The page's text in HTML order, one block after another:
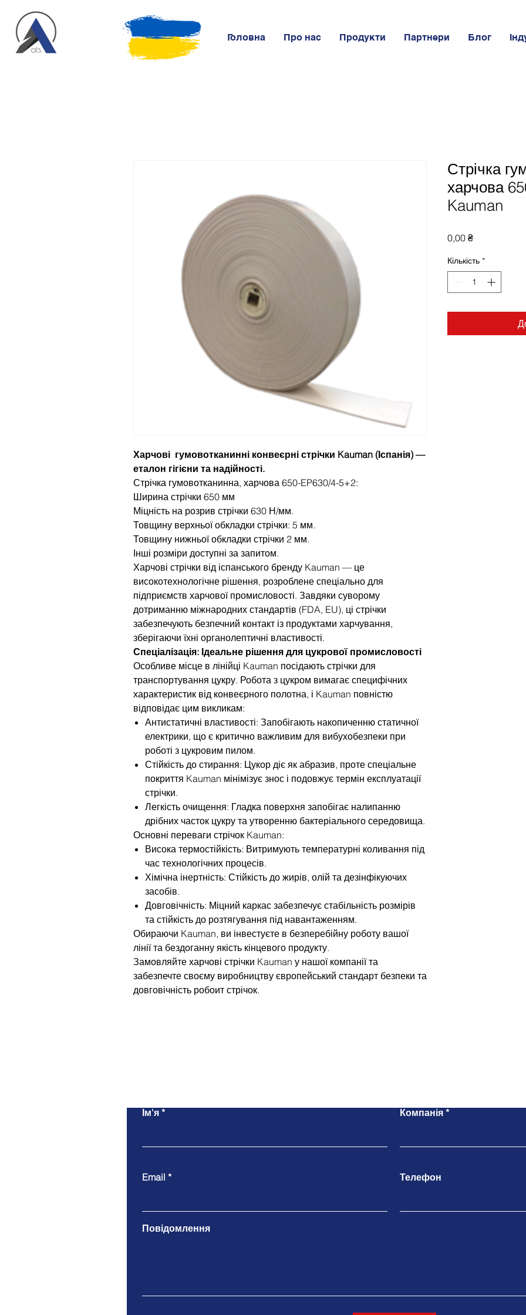
Головна Про нас Продукти Партнери Блог
Харчові гумовотканинні конвеєрні стрічки Kauman (Іспанія) —
еталон гігієни та надійності.
Стрічка гумовотканинна, харчова 650-EP630/4-5+2:
Ширина стрічки 650 мм
Міцність на розрив стрічки 630 Н/мм.
Товщину верхньої обкладки стрічки: 5 мм.
Товщину нижньої обкладки стрічки 2 мм.
Інші розміри доступні за запитом.
Харчові стрічки від іспанського бренду Kauman — це
високотехнологічне рішення, розроблене спеціально для
підприємств харчової промисловості. Завдяки суворому
дотриманню міжнародних стандартів (FDA, EU), ці стрічки
забезпечують безпечний контакт із продуктами харчування,
зберігаючи їхні органолептичні властивості.
Спеціалізація: Ідеальне рішення для цукрової промисловості
Особливе місце в лінійці Kauman посідають стрічки для
транспортування цукру. Робота з цукром вимагає специфічних
характеристик від конвеєрного полотна, і Kauman повністю
відповідає цим викликам:
Антистатичні властивості: Запобігають накопиченню статичної
електрики, що є критично важливим для вибухобезпеки при
роботі з цукровим пилом.
Стійкість до стирання: Цукор діє як абразив, проте спеціальне
покриття Kauman мінімізує знос і подовжує термін експлуатації
стрічки.
Легкість очищення: Гладка поверхня запобігає налипанню
дрібних часток цукру та утворенню бактеріального середовища.
Основні переваги стрічок Kauman:
Висока термостійкість: Витримують температурні коливання під
час технологічних процесів.
Хімічна інертність: Стійкість до жирів, олій та дезінфікуючих
засобів.
Довговічність: Міцний каркас забезпечує стабільність розмірів
та стійкість до розтягування під навантаженням.
Обираючи Kauman, ви інвестуєте в безперебійну роботу вашої
лінії та бездоганну якість кінцевого продукту.
Замовляйте харчові стрічки Kauman у нашої компанії та
забезпечте своєму виробництву європейський стандарт безпеки та
довговічність робоит стрічок.
Стрічка
харчова
Kauman
0,00 ₴Ціна
Кількість *
Ім'я Компанія
Email Телефон
Повідомлення